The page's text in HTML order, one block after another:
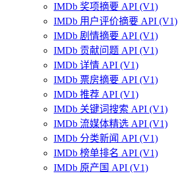
IMDb 奖项摘要 API (V1)
IMDb 用户评价摘要 API (V1)
IMDb 剧情摘要 API (V1)
IMDb 贡献问题 API (V1)
IMDb 详情 API (V1)
IMDb 票房摘要 API (V1)
IMDb 推荐 API (V1)
IMDb 关键词搜索 API (V1)
IMDb 流媒体精选 API (V1)
IMDb 分类新闻 API (V1)
IMDb 榜单排名 API (V1)
IMDb 原产国 API (V1)